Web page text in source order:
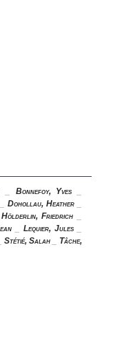
Bonnefoy, Yves
Dohollau, Heather_
Hölderlin, Friedrich
_ Lequier, Jules
Stétié, Salah_ Tâche,